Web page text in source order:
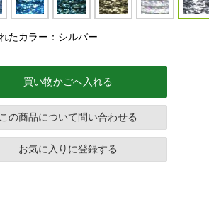
たカラー：シルバー
買い物かごへ入れる
この商品について問い合わせる
お気に入りに登録する